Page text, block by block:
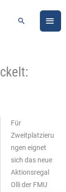
Suchen
Für
Zweitplatzieru
ngen eignet
sich das neue
Aktionsregal
Olli der FMU